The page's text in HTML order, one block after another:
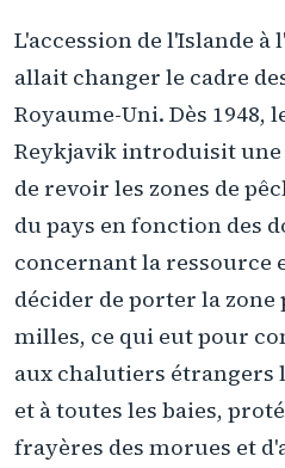
L'accession de l'Islande à
allait changer le cadre
Royaume-Uni. Dès 1948,
Reykjavik introduisit
de revoir les zones de
du pays en fonction des
concernant la ressource
décider de porter la zone
milles, ce qui eut pour
aux chalutiers étrangers
et à toutes les baies,
frayères des morues et